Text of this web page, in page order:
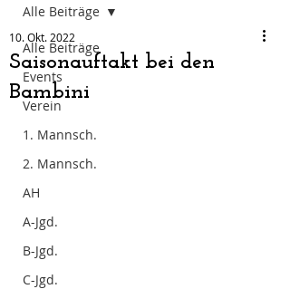
Alle Beiträge
Events
Verein
1. Mannsch.
2. Mannsch.
AH
A-Jgd.
B-Jgd.
C-Jgd.
Alle Beiträge
Saisonauftakt bei den
Bambini
10. Okt. 2022